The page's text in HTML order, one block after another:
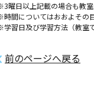
曜日以上記載の場合も教室
時間についてはおおよその
学習日及び学習方法（教室
前のページへ戻る